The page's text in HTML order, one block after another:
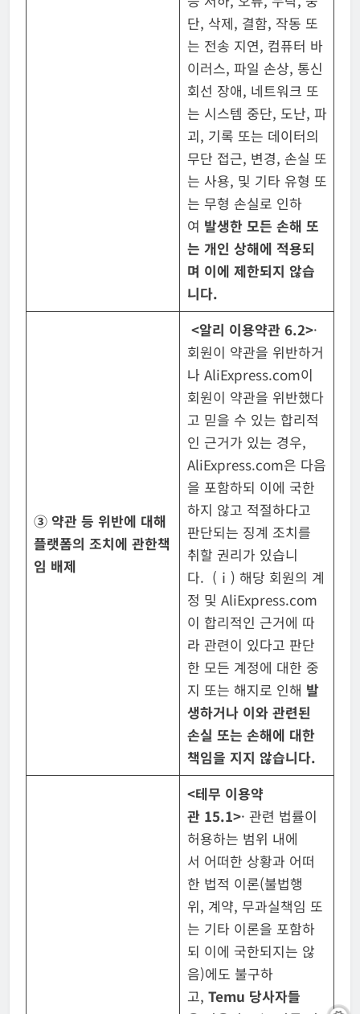
단, 삭제, 결함, 작동 또
는 전송 지연, 컴퓨터 바
이러스, 파일 손상, 통신
회선 장애, 네트워크 또
는 시스템 중단, 도난, 파
괴, 기록 또는 데이터의
무단 접근, 변경, 손실 또
는 사용, 및 기타 유형 또
는 무형 손실로 인하
여 발생한 모든 손해 또
는 개인 상해에 적용되
며 이에 제한되지 않습
니다.
③약관 등 위반에 대해
플랫폼의 조치에 관한책
임 배제
<알리 이용약관 6.2>·
회원이 약관을 위반하거
나 AliExpress.com이
회원이 약관을 위반했다
고 믿을 수 있는 합리적
인 근거가 있는 경우,
AliExpress.com은 다음
을 포함하되 이에 국한
하지 않고 적절하다고
판단되는 징계 조치를
취할 권리가 있습니
다. (ⅰ) 해당 회원의 계
정 및 AliExpress.com
이 합리적인 근거에 따
라 관련이 있다고 판단
한 모든 계정에 대한 중
지 또는 해지로 인해 발
생하거나 이와 관련된
손실 또는 손해에 대한
책임을 지지 않습니다.
<테무 이용약
관 15.1>· 관련 법률이
허용하는 범위 내에
서 어떠한 상황과 어떠
한 법적 이론(불법행
위, 계약, 무과실책임 또
는 기타 이론을 포함하
되 이에 국한되지는 않
음)에도 불구하
고, Temu 당사자들